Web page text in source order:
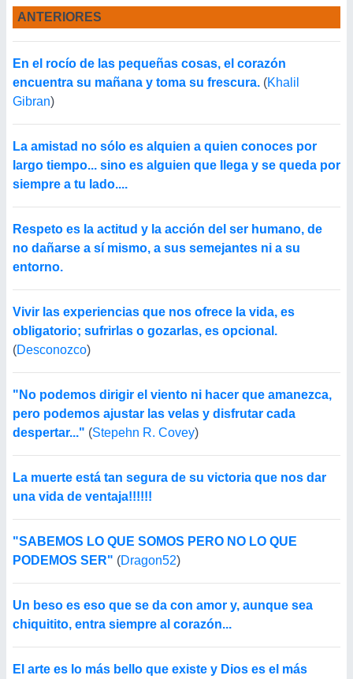
ANTERIORES
En el rocío de las pequeñas cosas, el corazón
encuentra su mañana y toma su frescura. (Khalil
Gibran)
La amistad no sólo es alquien a quien conoces por
largo tiempo... sino es alguien que llega y se queda por
siempre a tu lado....
Respeto es la actitud y la acción del ser humano, de
no dañarse a sí mismo, a sus semejantes ni a su
entorno.
Vivir las experiencias que nos ofrece la vida, es
obligatorio; sufrirlas o gozarlas, es opcional.
(Desconozco)
"No podemos dirigir el viento ni hacer que amanezca,
pero podemos ajustar las velas y disfrutar cada
despertar..." (Stepehn R. Covey)
La muerte está tan segura de su victoria que nos dar
una vida de ventaja!!!!!!
"SABEMOS LO QUE SOMOS PERO NO LO QUE
PODEMOS SER" (Dragon52)
Un beso es eso que se da con amor y, aunque sea
chiquitito, entra siempre al corazón...
El arte es lo más bello que existe y Dios es el más